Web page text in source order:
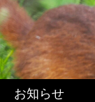
お知らせ